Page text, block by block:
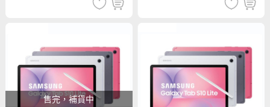
售完，補貨中